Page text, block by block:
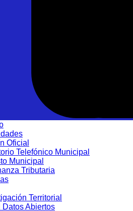
Oficial
Telefónico Municipal
Municipal
Tributaria
Territorial
Datos Abiertos